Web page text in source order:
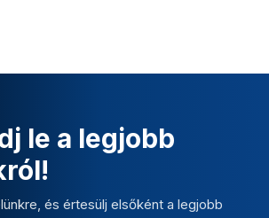
le a legjobb
és értesülj elsőként a legjobb